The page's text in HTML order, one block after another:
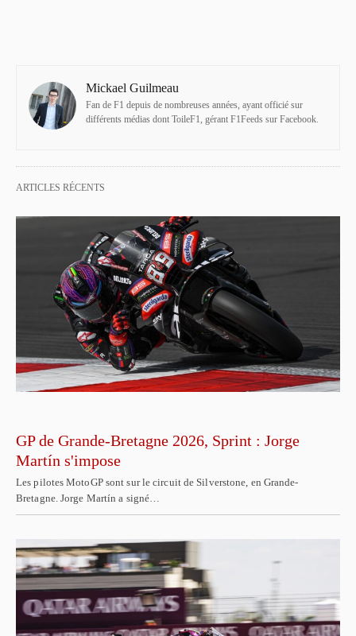
Mickael Guilmeau
Fan de F1 depuis de nombreuses années, ayant officié sur
différents médias dont ToileF1, gérant F1Feeds sur Facebook.
ARTICLES RÉCENTS
GP de Grande-Bretagne 2026, Sprint : Jorge
Martín s'impose
Les pilotes MotoGP sont sur le circuit de Silverstone, en Grande-
Bretagne. Jorge Martín a signé…